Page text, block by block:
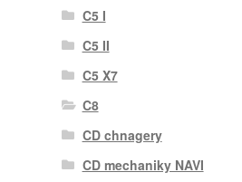
C5 I
C5 II
C5 X7
C8
CD chnagery
CD mechaniky NAVI